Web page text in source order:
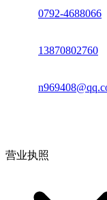
0792-4688066
13870802760
营业执照